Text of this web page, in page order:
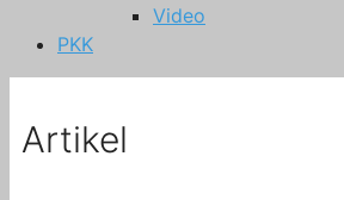
Video
PKK
Artikel